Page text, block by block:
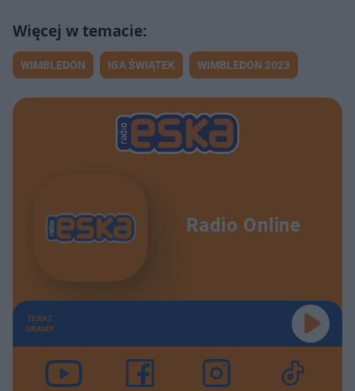
WIMBLEDON IGA ŚWIĄTEK WIMBLEDON 2023
Radio Online
TERAZ
GRAMY